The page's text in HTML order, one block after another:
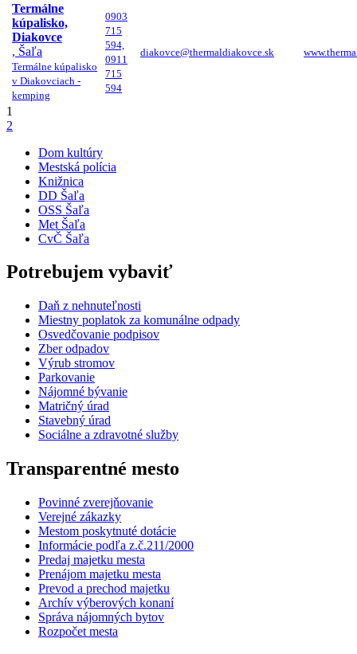
Termálne
kúpalisko,
Diakovce
, Šaľa
Termálne kúpalisko
v Diakovciach -
kemping
0903
715
594,
0911
715
594
diakovce@thermaldiakovce.sk
1
2
Dom kultúry
Mestská polícia
Knižnica
DD Šaľa
OSS Šaľa
Met Šaľa
CvČ Šaľa
Potrebujem vybaviť
Daň z nehnuteľnosti
Miestny poplatok za komunálne odpady
Osvedčovanie podpisov
Zber odpadov
Výrub stromov
Parkovanie
Nájomné bývanie
Matričný úrad
Stavebný úrad
Sociálne a zdravotné služby
Transparentné mesto
Povinné zverejňovanie
Verejné zákazky
Mestom poskytnuté dotácie
Informácie podľa z.č.211/2000
Predaj majetku mesta
Prenájom majetku mesta
Prevod a prechod majetku
Archív výberových konaní
Správa nájomných bytov
Rozpočet mesta